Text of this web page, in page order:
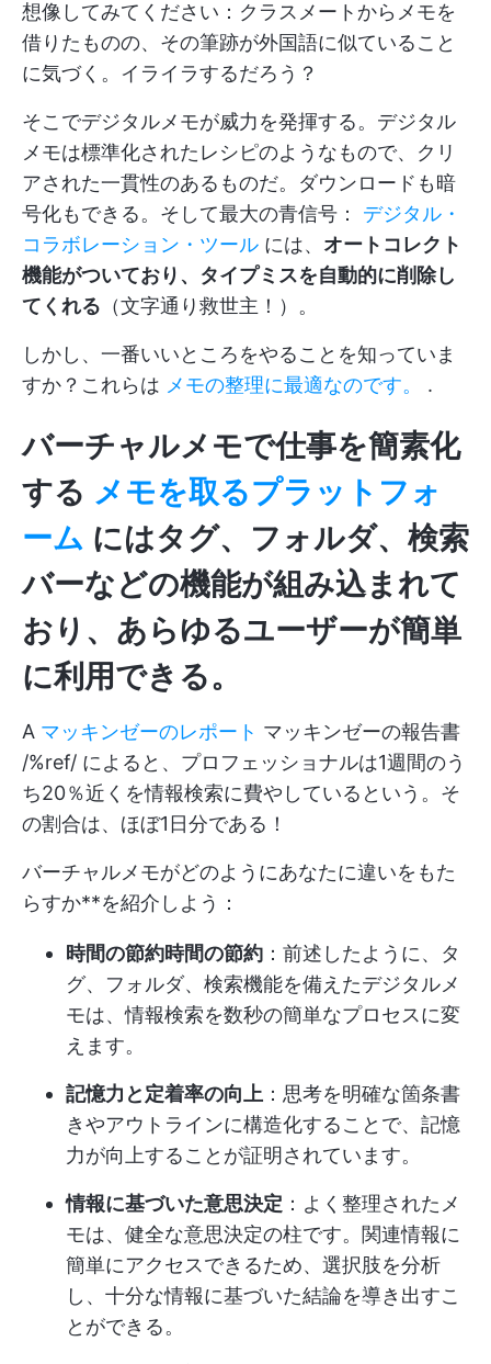
想像してみてください：クラスメートからメモを
借りたものの、その筆跡が外国語に似ていること
に気づく。イライラするだろう？
そこでデジタルメモが威力を発揮する。デジタル
メモは標準化されたレシピのようなもので、クリ
アされた一貫性のあるものだ。ダウンロードも暗
号化もできる。そして最大の青信号： デジタル・
コラボレーション・ツール には、 オートコレクト
機能がついており、タイプミスを自動的に削除し
てくれる （文字通り救世主！）。
しかし、一番いいところをやることを知っていま
すか？これらは メモの整理に最適なのです。 .
バーチャルメモで仕事を簡素化
する メモを取るプラットフォ
ーム にはタグ、フォルダ、検索
バーなどの機能が組み込まれて
おり、あらゆるユーザーが簡単
に利用できる。
A マッキンゼーのレポート マッキンゼーの報告書
/%ref/ によると、プロフェッショナルは1週間のう
ち20％近くを情報検索に費やしているという。そ
の割合は、ほぼ1日分である！
バーチャルメモがどのようにあなたに違いをもた
らすか**を紹介しよう：
時間の節約時間の節約 ：前述したように、タ
グ、フォルダ、検索機能を備えたデジタルメ
モは、情報検索を数秒の簡単なプロセスに変
えます。
記憶力と定着率の向上 ：思考を明確な箇条書
きやアウトラインに構造化することで、記憶
力が向上することが証明されています。
情報に基づいた意思決定 ：よく整理されたメ
モは、健全な意思決定の柱です。関連情報に
簡単にアクセスできるため、選択肢を分析
し、十分な情報に基づいた結論を導き出すこ
とができる。